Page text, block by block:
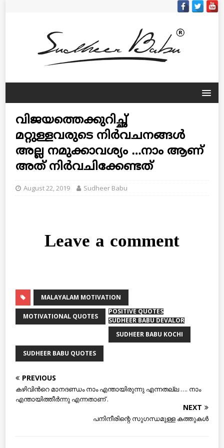
വിജയത്തെക്കുറിച്ഛ്
മറ്റുള്ളവരുടെ നിര്‍വചനങ്ങള്‍
അല്ല നമുക്കാവശ്യം …നാം ആണ്
അത് നിര്‍വചിക്കേണ്ടത്
August 22, 2019 Sudheer Babu
Leave a comment
MALAYALAM MOTIVATION
MOTIVATIONAL QUOTES
POSITIVE QUOTES
SUDHEER BABU DEVALOR
SUDHEER BABU KOCHI
SUDHEER BABU QUOTES
PREVIOUS
കഴിവിൻറെ മാനദണ്ഡം നാം എന്തായിരുന്നു എന്നതല്ല …. നാം
എന്തായിത്തീർന്നു എന്നതാണ് .
NEXT
പനിനീരിന്റെ സുഗന്ധമുള്ള കത്തുകള്‍